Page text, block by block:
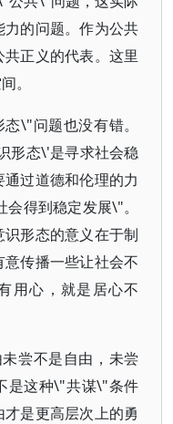
的问题。作为公共
正义的代表。这里
。
\"问题也没有错。
形态\'是寻求社会稳
过道德和伦理的力
得到稳定发展\"。
形态的意义在于制
传播一些让社会不
用心，就是居心不
尝不是自由，未尝
是这种\"共谋\"条件
是更高层次上的勇